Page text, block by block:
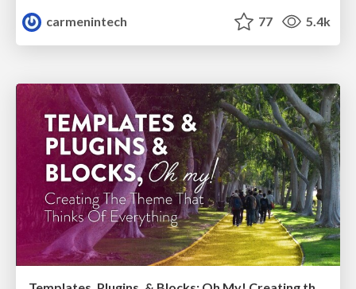
carmenintech
77 5.4k